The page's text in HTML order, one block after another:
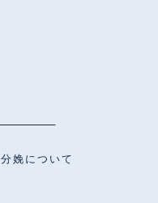
分娩について